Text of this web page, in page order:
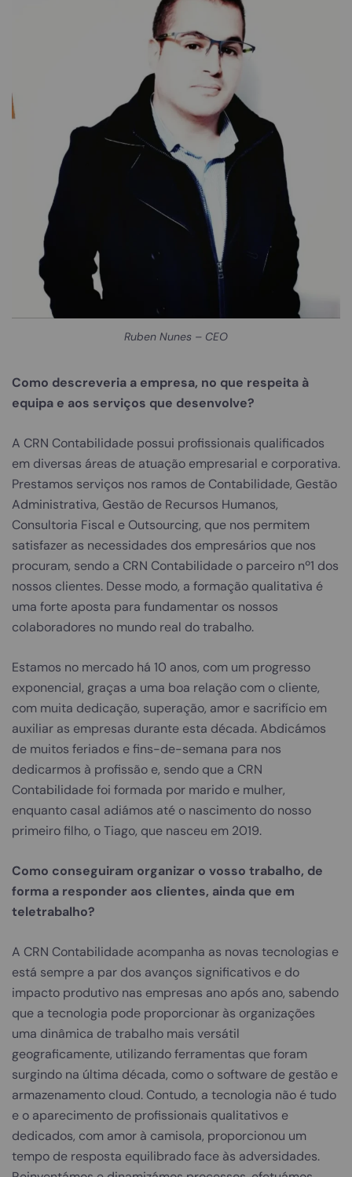
Ruben Nunes – CEO
Como descreveria a empresa, no que respeita à
equipa e aos serviços que desenvolve?
A CRN Contabilidade possui profissionais qualificados
em diversas áreas de atuação empresarial e corporativa.
Prestamos serviços nos ramos de Contabilidade, Gestão
Administrativa, Gestão de Recursos Humanos,
Consultoria Fiscal e Outsourcing, que nos permitem
satisfazer as necessidades dos empresários que nos
procuram, sendo a CRN Contabilidade o parceiro nº1 dos
nossos clientes. Desse modo, a formação qualitativa é
uma forte aposta para fundamentar os nossos
colaboradores no mundo real do trabalho.
Estamos no mercado há 10 anos, com um progresso
exponencial, graças a uma boa relação com o cliente,
com muita dedicação, superação, amor e sacrifício em
auxiliar as empresas durante esta década. Abdicámos
de muitos feriados e fins-de-semana para nos
dedicarmos à profissão e, sendo que a CRN
Contabilidade foi formada por marido e mulher,
enquanto casal adiámos até o nascimento do nosso
primeiro filho, o Tiago, que nasceu em 2019.
Como conseguiram organizar o vosso trabalho, de
forma a responder aos clientes, ainda que em
teletrabalho?
A CRN Contabilidade acompanha as novas tecnologias e
está sempre a par dos avanços significativos e do
impacto produtivo nas empresas ano após ano, sabendo
que a tecnologia pode proporcionar às organizações
uma dinâmica de trabalho mais versátil
geograficamente, utilizando ferramentas que foram
surgindo na última década, como o software de gestão e
armazenamento cloud. Contudo, a tecnologia não é tudo
e o aparecimento de profissionais qualitativos e
dedicados, com amor à camisola, proporcionou um
tempo de resposta equilibrado face às adversidades.